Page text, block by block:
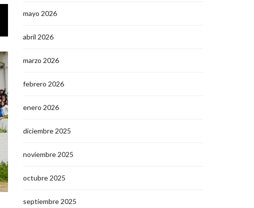
mayo 2026
abril 2026
marzo 2026
febrero 2026
enero 2026
diciembre 2025
noviembre 2025
octubre 2025
septiembre 2025